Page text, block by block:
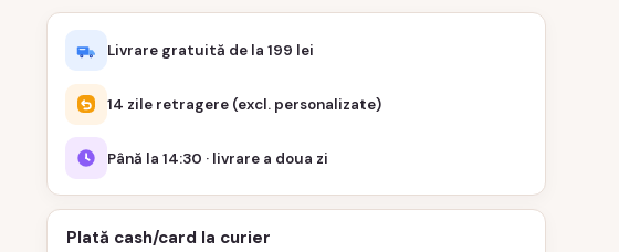
Livrare gratuită de la 199 lei
14 zile retragere (excl. personalizate)
Până la 14:30 · livrare a doua zi
Plată cash/card la curier